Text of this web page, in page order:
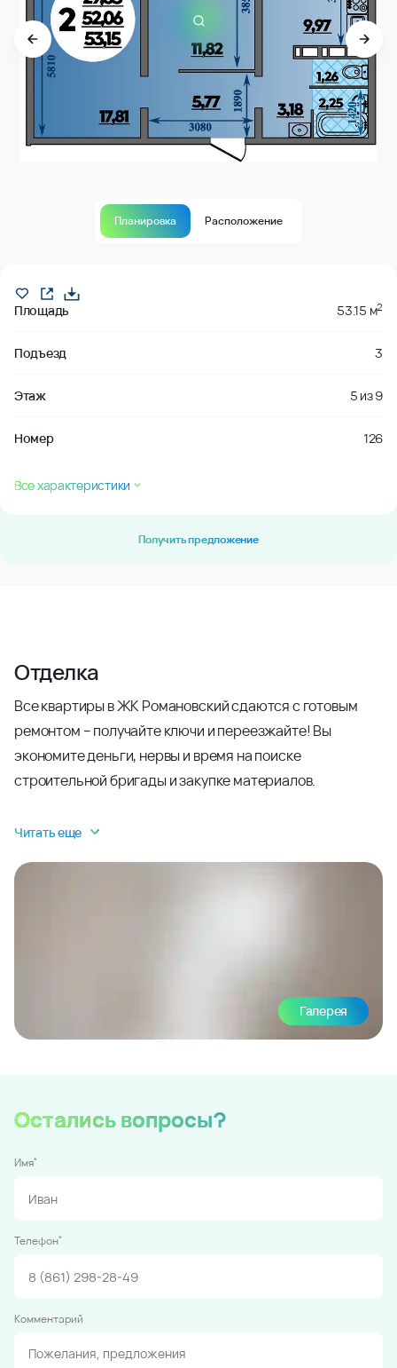
Планировка Расположение
Площадь 53.15 м2
Подъезд 3
Этаж 5 из9
Номер 126
Все характеристики
Получить предложение
Отделка
Все квартиры в ЖК Романовский сдаются с готовым
ремонтом – получайте ключи и переезжайте! Вы
экономите деньги, нервы и время на поиске
строительной бригады и закупке материалов.
Читать еще
Галерея
Остались вопросы?
Имя*
Телефон*
Комментарий